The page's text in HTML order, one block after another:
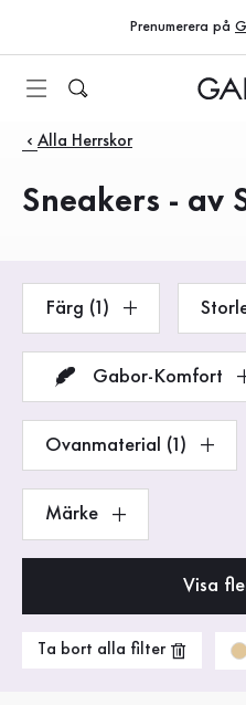
Till innehållsförteckning
Till huvudnavigation
Prenumerera på
Produkter
Alla Herrskor
Sneakers - av
Färg (1)
Gabor-Komfort
Ovanmaterial (1)
Märke
Visa
Ta bort alla filter